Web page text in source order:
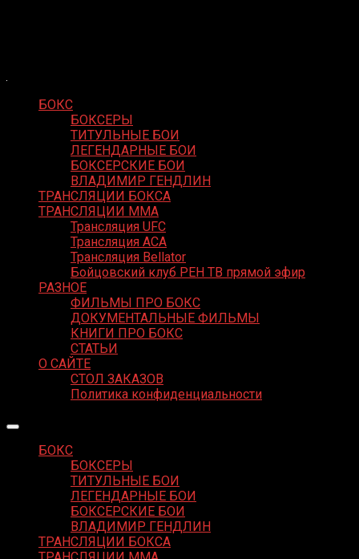
БОКС
БОКСЕРЫ
ТИТУЛЬНЫЕ БОИ
ЛЕГЕНДАРНЫЕ БОИ
БОКСЕРСКИЕ БОИ
ВЛАДИМИР ГЕНДЛИН
ТРАНСЛЯЦИИ БОКСА
ТРАНСЛЯЦИИ MMA
Трансляция UFC
Трансляция ACA
Трансляция Bellator
Бойцовский клуб РЕН ТВ прямой эфир
РАЗНОЕ
ФИЛЬМЫ ПРО БОКС
ДОКУМЕНТАЛЬНЫЕ ФИЛЬМЫ
КНИГИ ПРО БОКС
СТАТЬИ
О САЙТЕ
СТОЛ ЗАКАЗОВ
Политика конфиденциальности
БОКС
БОКСЕРЫ
ТИТУЛЬНЫЕ БОИ
ЛЕГЕНДАРНЫЕ БОИ
БОКСЕРСКИЕ БОИ
ВЛАДИМИР ГЕНДЛИН
ТРАНСЛЯЦИИ БОКСА